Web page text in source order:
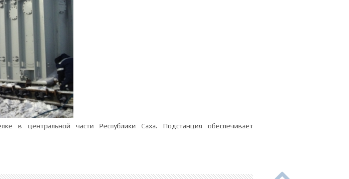
в центральной части Республики Саха. Подстанция обеспечивает